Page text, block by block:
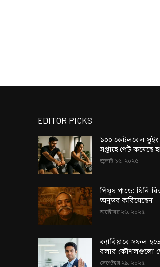
EDITOR PICKS
১০০ কেটলবেল সুইং
সপ্তাহে পেট কমেছে
জুলাই ১৬, ২০২৫
পিয়ূষ পান্ডে: যিনি
অনুভব করিয়েছেন
অক্টোবর ২৬, ২০২৫
ক্যারিয়ারে সফল হতে
বলার কৌশলগুলো
সেপ্টেম্বর ২৯, ২০২৫